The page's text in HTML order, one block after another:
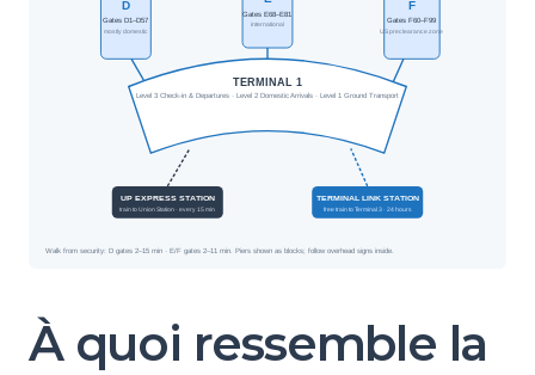
À quoi ressemble la